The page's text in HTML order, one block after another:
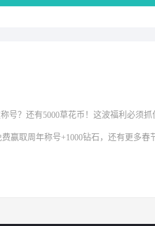
号？还有5000草花币！这波福利必须抓
赢取周年称号+1000钻石，还有更多春